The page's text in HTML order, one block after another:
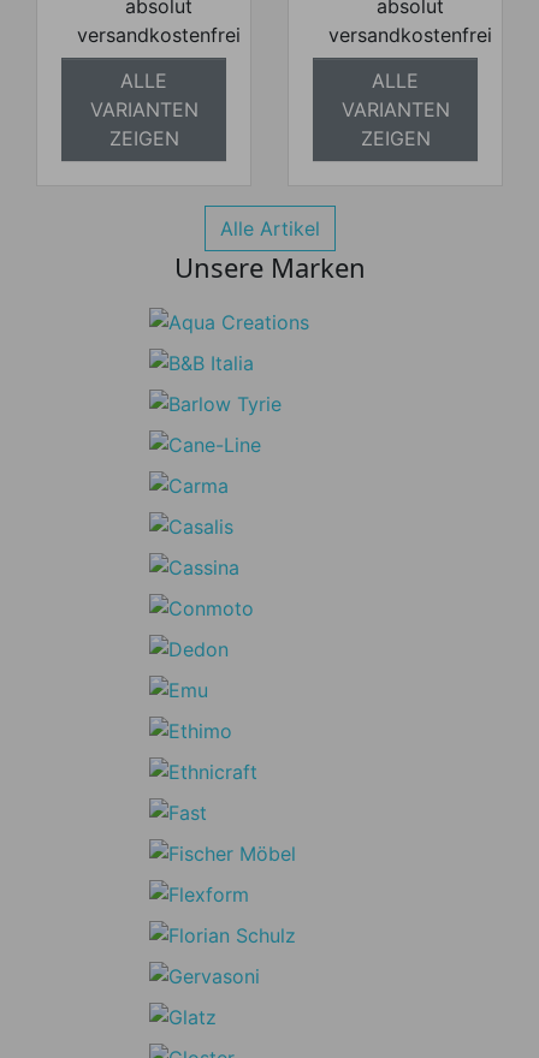
absolut
versandkostenfrei
ALLE
VARIANTEN
ZEIGEN
absolut
versandkostenfrei
ALLE
VARIANTEN
ZEIGEN
Alle Artikel
Unsere Marken